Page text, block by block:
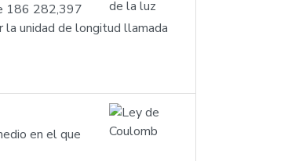
186 282,397
la unidad de longitud llamada
en el que